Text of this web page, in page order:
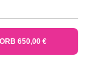
650,00 €